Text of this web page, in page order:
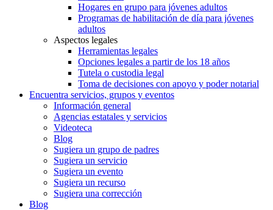
Hogares en grupo para jóvenes adultos
Programas de habilitación de día para jóvenes
adultos
Aspectos legales
Herramientas legales
Opciones legales a partir de los 18 años
Tutela o custodia legal
Toma de decisiones con apoyo y poder notarial
Encuentra servicios, grupos y eventos
Información general
Agencias estatales y servicios
Videoteca
Blog
Sugiera un grupo de padres
Sugiera un servicio
Sugiera un evento
Sugiera un recurso
Sugiera una corrección
Blog